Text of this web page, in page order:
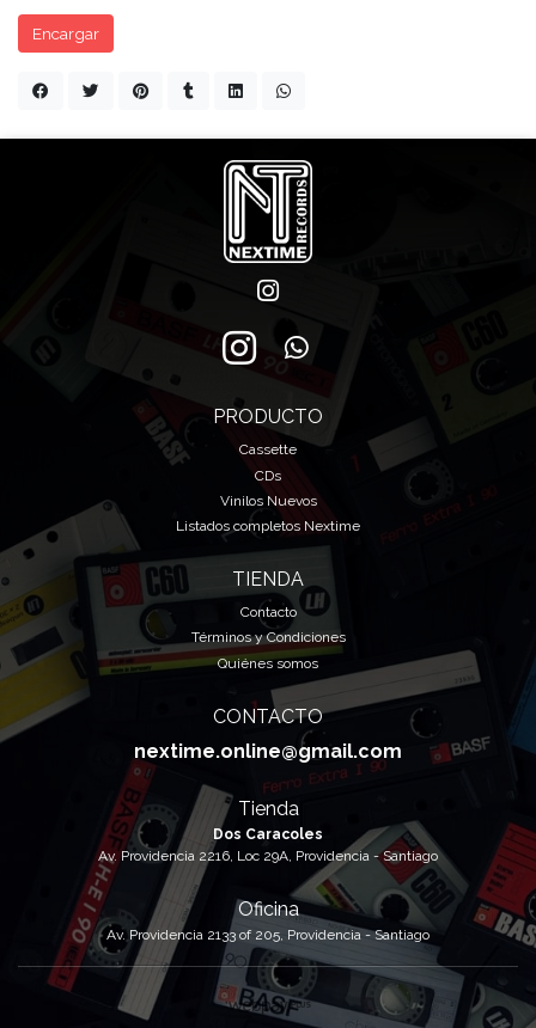
Encargar
PRODUCTO
Cassette
CDs
Vinilos Nuevos
Listados completos Nextime
TIENDA
Contacto
Términos y Condiciones
Quiénes somos
CONTACTO
nextime.online@gmail.com
Tienda
Dos Caracoles
Av. Providencia 2216, Loc 29A, Providencia - Santiago
Oficina
Av. Providencia 2133 of 205, Providencia - Santiago